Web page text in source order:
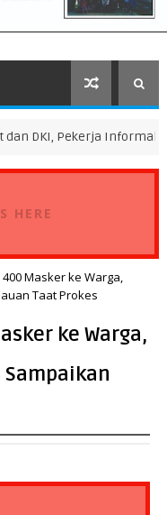
Informal Sektor
HERE
Masker ke Warga,
Taat Prokes
ke Warga,
Sampaikan